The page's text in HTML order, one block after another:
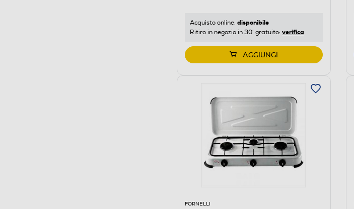
Acquisto online: disponibile
Ritiro in negozio in 30' gratuito: verifica
AGGIUNGI
FORNELLI